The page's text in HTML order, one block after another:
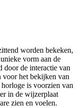
worden bekeken,
vorm aan de
door de interactie van
voor het bekijken van
horloge is voorzien van
in de wijzerplaat
zien en voelen.